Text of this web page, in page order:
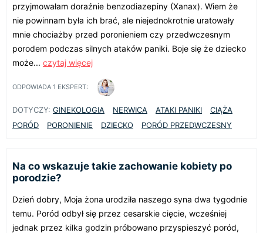
przyjmowałam doraźnie benzodiazepiny (Xanax). Wiem że
nie powinnam była ich brać, ale niejednokrotnie uratowały
mnie chociażby przed poronieniem czy przedwczesnym
porodem podczas silnych ataków paniki. Boje się że dziecko
może... czytaj więcej
ODPOWIADA 1 EKSPERT:
DOTYCZY: GINEKOLOGIA NERWICA ATAKI PANIKI
CIĄŻA
PORÓD
PORONIENIE DZIECKO PORÓD PRZEDWCZESNY
Na co wskazuje takie zachowanie kobiety po
porodzie?
Dzień dobry, Moja żona urodziła naszego syna dwa tygodnie
temu. Poród odbył się przez cesarskie cięcie, wcześniej
jednak przez kilka godzin próbowano przyspieszyć poród,